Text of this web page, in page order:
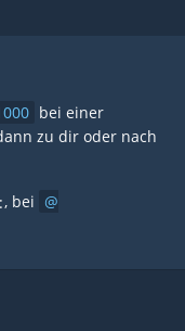
bei einer
zu dir oder nach
, bei